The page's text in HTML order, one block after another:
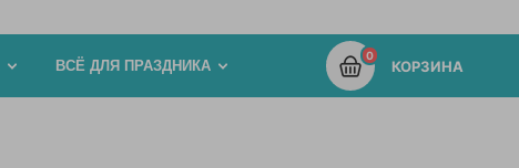
0
КОРЗИНА
ВСЁ ДЛЯ ПРАЗДНИКА